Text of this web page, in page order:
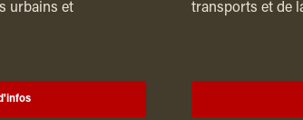
urbains et
transports et de